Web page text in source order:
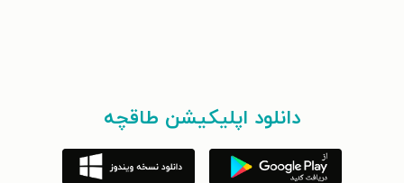
دانلود اپلیکیشن طاقچه